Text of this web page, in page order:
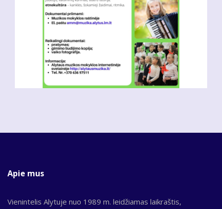
Apie mus
Vienintelis Alytuje nuo 1989 m. leidžiamas laikraštis,